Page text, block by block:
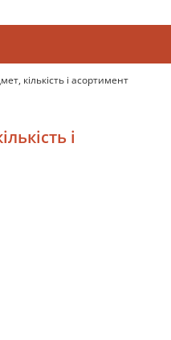
кількість і асортимент
і